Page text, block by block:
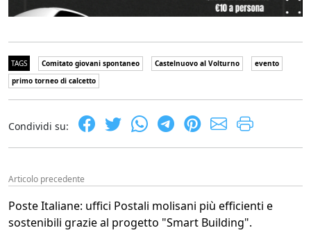
TAGS Comitato giovani spontaneo Castelnuovo al Volturno
evento
primo torneo di calcetto
Condividi su:
Articolo precedente
Poste Italiane: uffici Postali molisani più efficienti e
sostenibili grazie al progetto "Smart Building".